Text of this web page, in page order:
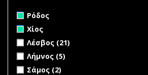
Remove Ρόδος filter
Ρόδος
Remove Χίος filter
Χίος
Apply Λέσβος filter
Λέσβος (21)
Apply Λήμνος filter
Λήμνος (5)
Apply Σάμος filter
Σάμος (2)